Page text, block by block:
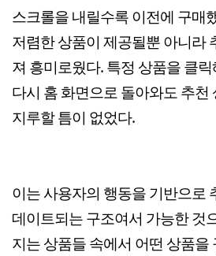
스크롤을 내릴수록 이전에 구매
저렴한 상품이 제공될뿐 아니라
져 흥미로웠다. 특정 상품을 클
다시 홈 화면으로 돌아와도 추천
지루할 틈이 없었다.
이는 사용자의 행동을 기반으로
데이트되는 구조여서 가능한 것
지는 상품들 속에서 어떤 상품을